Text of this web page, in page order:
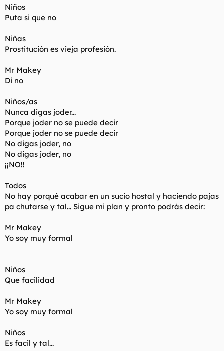
Niños
Puta si que no
Niñas
Prostitución es vieja profesión.
Mr Makey
Di no
Niños/as
Nunca digas joder...
Porque joder no se puede decir
Porque joder no se puede decir
No digas joder, no
No digas joder, no
¡¡NO!!
Todos
No hay porqué acabar en un sucio hostal y haciendo pajas
pa chutarse y tal... Sigue mi plan y pronto podrás decir:
Mr Makey
Yo soy muy formal
Niños
Que facilidad
Mr Makey
Yo soy muy formal
Niños
Es facil y tal...